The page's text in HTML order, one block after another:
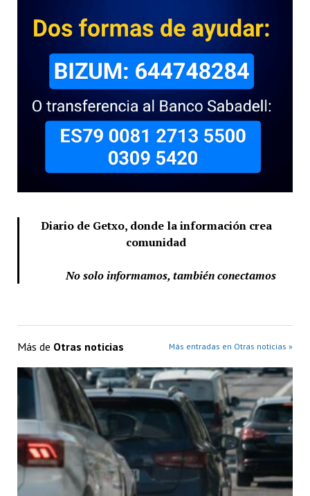
Diario de Getxo, donde la información crea
comunidad
No solo informamos, también conectamos
Más de Otras noticias Más entradas en Otras noticias »